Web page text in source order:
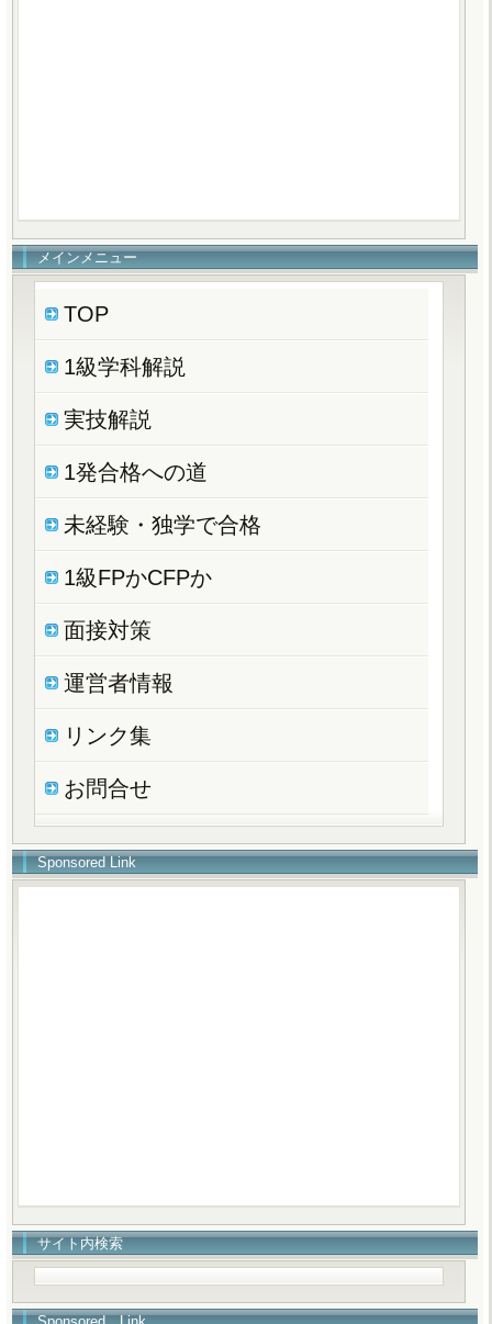
メインメニュー
TOP
1級学科解説
実技解説
1発合格への道
未経験・独学で合格
1級FPかCFPか
面接対策
運営者情報
リンク集
お問合せ
Sponsored Link
サイト内検索